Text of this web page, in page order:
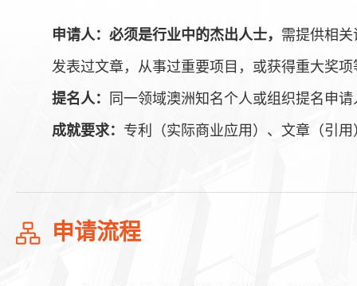
申请人：必须是行业中的杰出人士， 需提供相
发表过文章，从事过重要项目，或获得重大奖项
提名人：
同一领域澳洲知名个人或组织提名申请
成就要求： 专利（实际商业应用）、文章（引
申请流程